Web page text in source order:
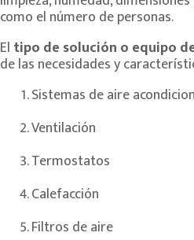
como el número de personas.
El tipo de solución o equipo
de las necesidades y
Sistemas de aire
Ventilación
Termostatos
Calefacción
Filtros de aire